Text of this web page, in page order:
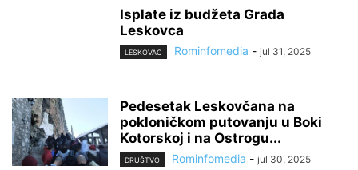
Isplate iz budžeta Grada
Leskovca
LESKOVAC Rominfomedia - jul 31, 2025
Pedesetak Leskovčana na
pokloničkom putovanju u Boki
Kotorskoj i na Ostrogu...
DRUŠTVO Rominfomedia - jul 30, 2025